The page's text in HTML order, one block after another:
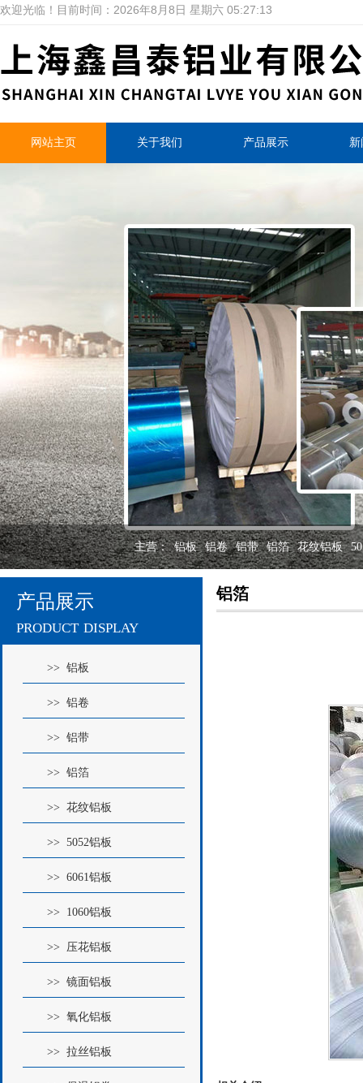
欢迎光临！目前时间： 2026年8月8日 星期六 05:27:14
网站主页 关于我们 产品展示 新
主营： 铝板 铝卷 铝带 铝箔 花纹铝板
产品展示
product display
>> 铝板
>> 铝卷
>> 铝带
>> 铝箔
>> 花纹铝板
>> 5052铝板
>> 6061铝板
>> 1060铝板
>> 压花铝板
>> 镜面铝板
>> 氧化铝板
>> 拉丝铝板
铝箔